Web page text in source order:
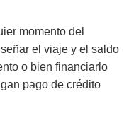
momento del
el viaje y el saldo
o bien financiarlo
pago de crédito